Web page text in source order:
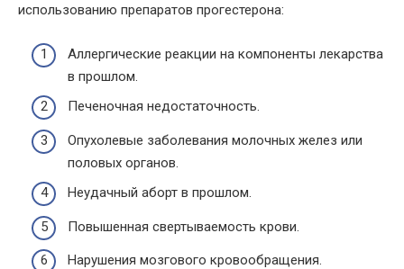
использованию препаратов прогестерона:
Аллергические реакции на компоненты лекарства
в прошлом.
Печеночная недостаточность.
Опухолевые заболевания молочных желез или
половых органов.
Неудачный аборт в прошлом.
Повышенная свертываемость крови.
Нарушения мозгового кровообращения.